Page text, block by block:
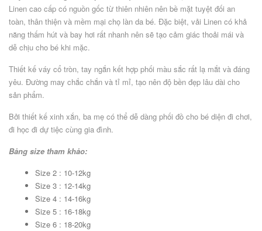
Linen cao cấp có nguồn gốc từ thiên nhiên nên bề mặt tuyệt đối an
toàn, thân thiện và mềm mại chọ làn da bé. Đặc biệt, vải Linen có khả
năng thấm hút và bay hơi rất nhanh nên sẽ tạo cảm giác thoải mái và
dễ chịu cho bé khi mặc.
Thiết kế váy cổ tròn, tay ngắn kết hợp phối màu sắc rất lạ mắt và đáng
yêu. Đường may chắc chắn và tỉ mỉ, tạo nên độ bền đẹp lâu dài cho
sản phẩm.
Bởi thiết kế xinh xắn, ba mẹ có thể dễ dàng phối đồ cho bé diện đi chơi,
đi học đi dự tiệc cùng gia đình.
Bảng size tham khảo:
Size 2 : 10-12kg
Size 3 : 12-14kg
Size 4 : 14-16kg
Size 5 : 16-18kg
Size 6 : 18-20kg